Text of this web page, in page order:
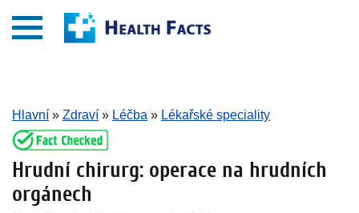
Hlavní » Zdraví » Léčba » Lékařské speciality
Hrudní chirurg: operace na hrudních
orgánech